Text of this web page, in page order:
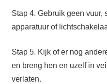
Stap 4. Gebruik geen vuur,
apparatuur of
Stap 5. Kijk of er nog
en breng hen en uzelf in
verlaten.